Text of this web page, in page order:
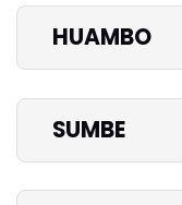
HUAMBO
SUMBE